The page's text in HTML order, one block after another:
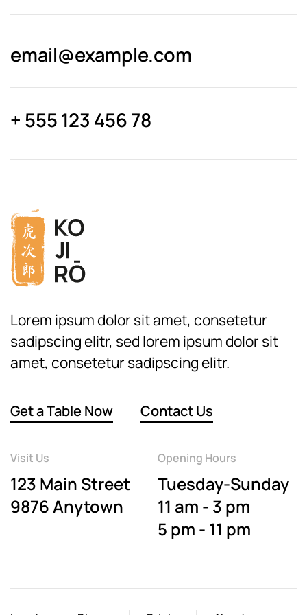
email@­example.com
+ 555 123 456 78
Lorem ipsum dolor sit amet, consetetur
sadipscing elitr, sed lorem ipsum dolor sit
amet, consetetur sadipscing elitr.
Get a Table Now Contact Us
Visit Us
123 Main Street
9876 Anytown
Opening Hours
Tuesday-Sunday
11 am - 3 pm
5 pm - 11 pm